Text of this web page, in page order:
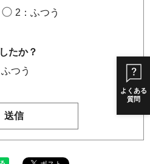
よくある
質問
2：ふつう
たか？
つう